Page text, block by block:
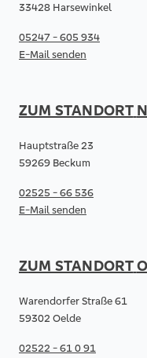
33428 Harsewinkel
05247 - 605 934
E-Mail senden
ZUM STANDORT
Hauptstraße 23
59269 Beckum
02525 - 66 536
E-Mail senden
ZUM STANDORT
Warendorfer Straße 61
59302 Oelde
02522 - 61 0 91